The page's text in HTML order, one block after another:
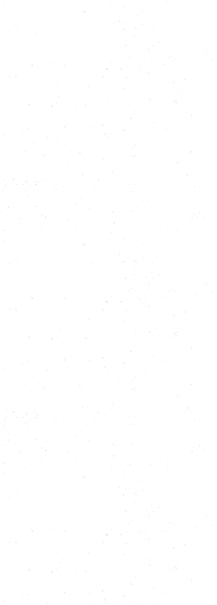
Quel "Mandato delle Sette Montagne" che
piace tanto a Trump
L'attacco all'Iran? Rientra nei "piani del
Signore"
Leggi
L'Europa declassata ad armeria degli Usa